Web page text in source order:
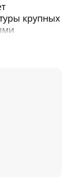
крупных
в
в гости, на